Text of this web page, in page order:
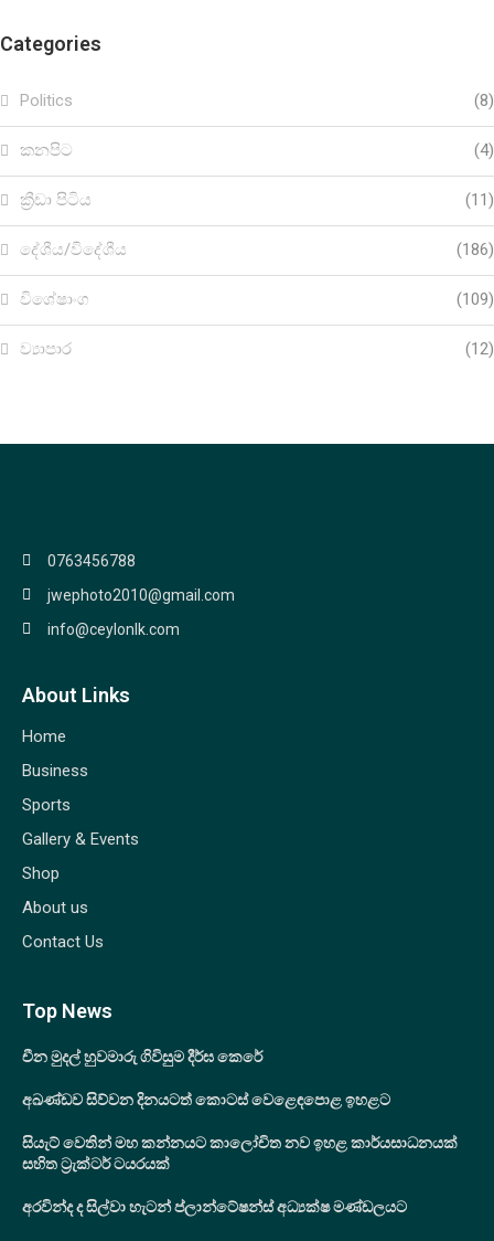
Categories
Politics (8)
කනපිට (4)
ක්‍රීඩා පිටිය (11)
දේශීය/විදේශීය (186)
විශේෂාංග (109)
ව්‍යාපාර (12)
0763456788
jwephoto2010@gmail.com
info@ceylonlk.com
About Links
Home
Business
Sports
Gallery & Events
Shop
About us
Contact Us
Top News
චීන මුදල් හුවමාරු ගිවිසුම දීර්ඝ කෙරේ
අඛණ්ඩව සිව්වන දිනයටත් කොටස් වෙළෙඳපොළ ඉහළට
සියැට් වෙතින් මහ කන්නයට කාලෝචිත නව ඉහළ කාර්යසාධනයක්
සහිත ට්‍රැක්ටර් ටයරයක්
අරවින්ද ද සිල්වා හැටන් ප්ලාන්ටේෂන්ස් අධ්‍යක්ෂ මණ්ඩලයට